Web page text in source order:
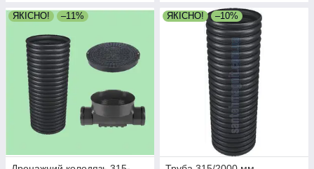
ЯКІСНО! –11% ЯКІСНО! –10%